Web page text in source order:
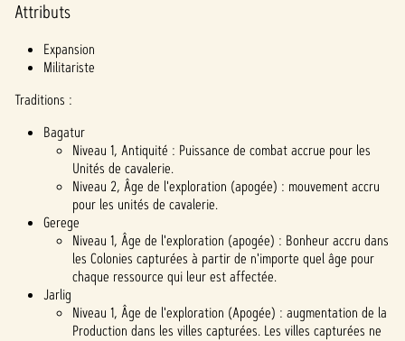
Attributs
Expansion
Militariste
Traditions :
Bagatur
Niveau 1, Antiquité : Puissance de combat accrue pour les
Unités de cavalerie.
Niveau 2, Âge de l'exploration (apogée) : mouvement accru
pour les unités de cavalerie.
Gerege
Niveau 1, Âge de l'exploration (apogée) : Bonheur accru dans
les Colonies capturées à partir de n'importe quel âge pour
chaque ressource qui leur est affectée.
Jarlig
Niveau 1, Âge de l'exploration (Apogée) : augmentation de la
Production dans les villes capturées. Les villes capturées ne